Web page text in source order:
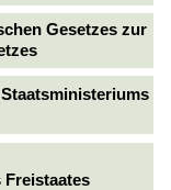
Gesetzes zur
Freistaates